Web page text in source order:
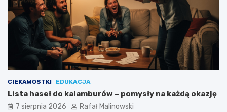
CIEKAWOSTKI EDUKACJA
Lista haseł do kalamburów – pomysły na każdą okazję
7 sierpnia 2026 Rafał Malinowski